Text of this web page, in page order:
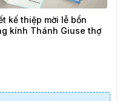
kế thiệp mời lễ bổn
kính Thánh Giuse thợ